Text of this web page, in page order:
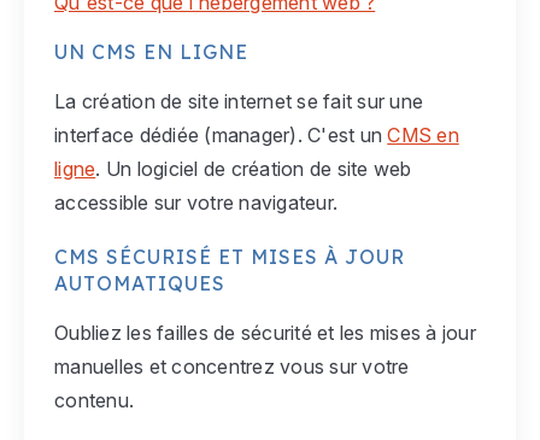
UN CMS EN LIGNE
La création de site internet se fait sur une
interface dédiée (manager). C'est unCMS en
ligne. Un logiciel de création de site web
accessible sur votre navigateur.
CMS SÉCURISÉ ET MISES À JOUR
AUTOMATIQUES
Oubliez les failles de sécurité et les mises à jour
manuelles et concentrez vous sur votre
contenu.